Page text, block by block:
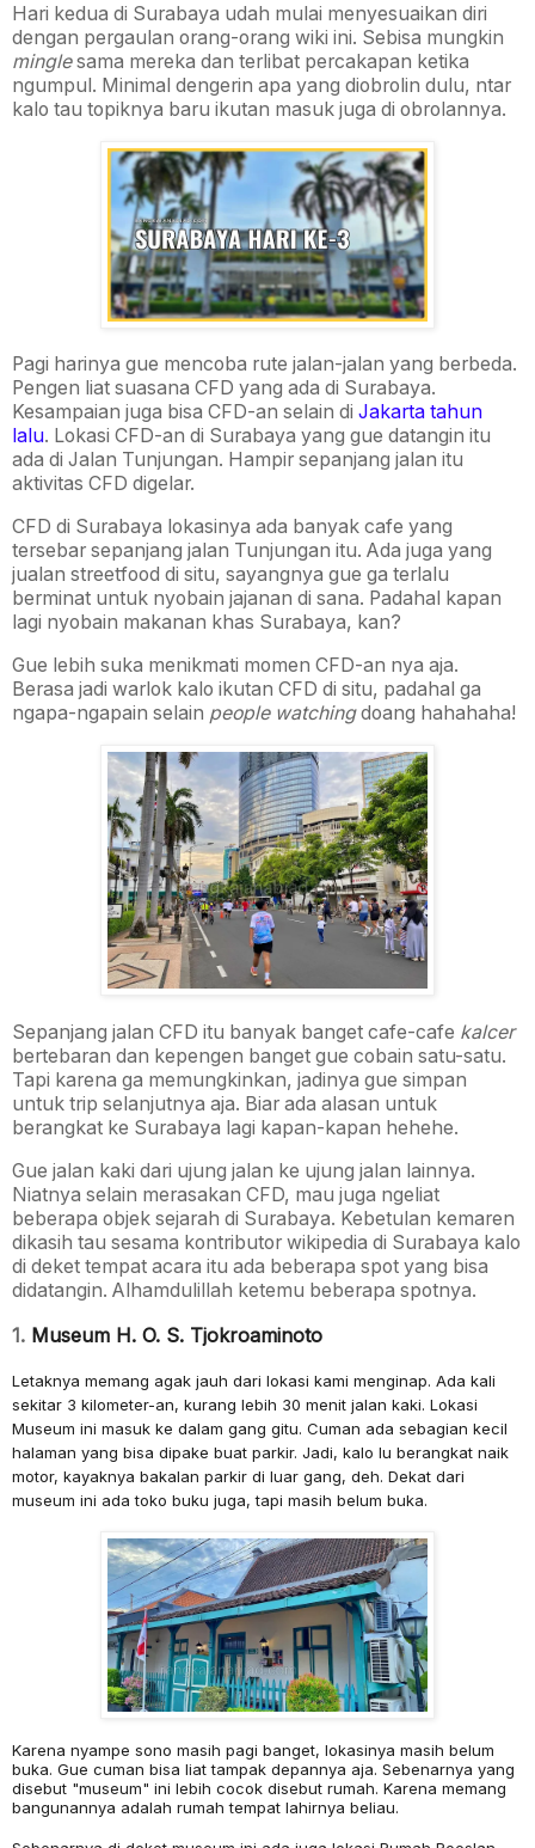
Hari kedua di Surabaya udah mulai menyesuaikan diri
dengan pergaulan orang-orang wiki ini. Sebisa mungkin
minglesama mereka dan terlibat percakapan ketika
ngumpul. Minimal dengerin apa yang diobrolin dulu, ntar
kalo tau topiknya baru ikutan masuk juga di obrolannya.
Pagi harinya gue mencoba rute jalan-jalan yang berbeda.
Pengen liat suasana CFD yang ada di Surabaya.
Kesampaian juga bisa CFD-an selain di Jakarta tahun
lalu. Lokasi CFD-an di Surabaya yang gue datangin itu
ada di Jalan Tunjungan. Hampir sepanjang jalan itu
aktivitas CFD digelar.
CFD di Surabaya lokasinya ada banyak cafe yang
tersebar sepanjang jalan Tunjungan itu. Ada juga yang
jualan streetfood di situ, sayangnya gue ga terlalu
berminat untuk nyobain jajanan di sana. Padahal kapan
lagi nyobain makanan khas Surabaya, kan?
Gue lebih suka menikmati momen CFD-an nya aja.
Berasa jadi warlok kalo ikutan CFD di situ, padahal ga
ngapa-ngapain selain people watchingdoang hahahaha!
Sepanjang jalan CFD itu banyak banget cafe-cafe kalcer
bertebaran dan kepengen banget gue cobain satu-satu.
Tapi karena ga memungkinkan, jadinya gue simpan
untuk trip selanjutnya aja. Biar ada alasan untuk
berangkat ke Surabaya lagi kapan-kapan hehehe.
Gue jalan kaki dari ujung jalan ke ujung jalan lainnya.
Niatnya selain merasakan CFD, mau juga ngeliat
beberapa objek sejarah di Surabaya. Kebetulan kemaren
dikasih tau sesama kontributor wikipedia di Surabaya kalo
di deket tempat acara itu ada beberapa spot yang bisa
didatangin. Alhamdulillah ketemu beberapa spotnya.
1. Museum H. O. S. Tjokroaminoto
Letaknya memang agak jauh dari lokasi kami menginap. Ada kali
sekitar 3 kilometer-an, kurang lebih 30 menit jalan kaki. Lokasi
Museum ini masuk ke dalam gang gitu. Cuman ada sebagian kecil
halaman yang bisa dipake buat parkir. Jadi, kalo lu berangkat naik
motor, kayaknya bakalan parkir di luar gang, deh. Dekat dari
museum ini ada toko buku juga, tapi masih belum buka.
Karena nyampe sono masih pagi banget, lokasinya masih belum
buka. Gue cuman bisa liat tampak depannya aja. Sebenarnya yang
disebut "museum" ini lebih cocok disebut rumah. Karena memang
bangunannya adalah rumah tempat lahirnya beliau.